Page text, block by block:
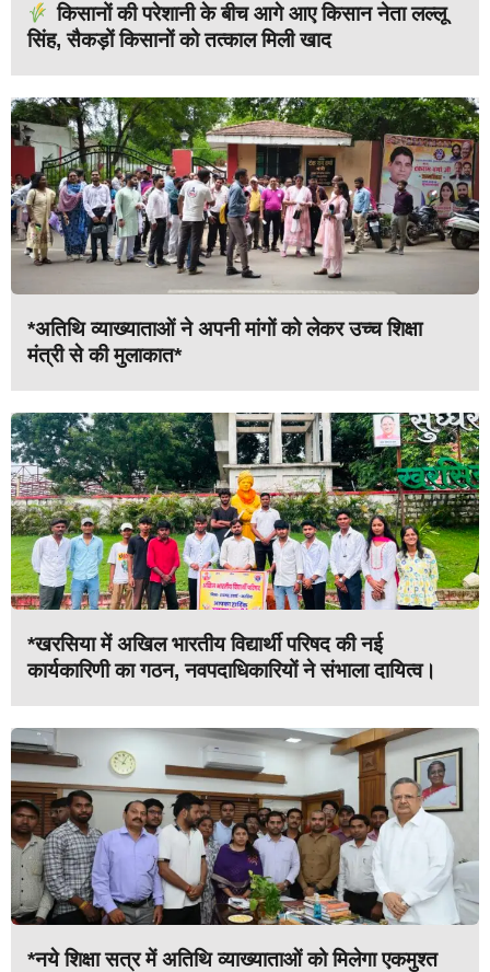
किसानों की परेशानी के बीच आगे आए किसान नेता लल्लू
सिंह, सैकड़ों किसानों को तत्काल मिली खाद
*अतिथि व्याख्याताओं ने अपनी मांगों को लेकर उच्च शिक्षा
मंत्री से की मुलाकात*
*खरसिया में अखिल भारतीय विद्यार्थी परिषद की नई
कार्यकारिणी का गठन, नवपदाधिकारियों ने संभाला दायित्व।
*नये शिक्षा सत्र में अतिथि व्याख्याताओं को मिलेगा एकमुश्त